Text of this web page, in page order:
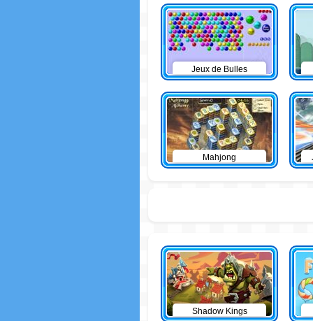
Jeux de Bulles
Mahjong
Shadow Kings